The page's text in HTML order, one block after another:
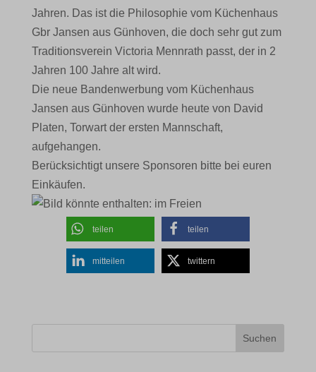
Jahren. Das ist die Philosophie vom Küchenhaus
Gbr Jansen aus Günhoven, die doch sehr gut zum
Traditionsverein Victoria Mennrath passt, der in 2
Jahren 100 Jahre alt wird.
Die neue Bandenwerbung vom Küchenhaus
Jansen aus Günhoven wurde heute von David
Platen, Torwart der ersten Mannschaft,
aufgehangen.
Berücksichtigt unsere Sponsoren bitte bei euren
Einkäufen.
teilen teilen
mitteilen twittern